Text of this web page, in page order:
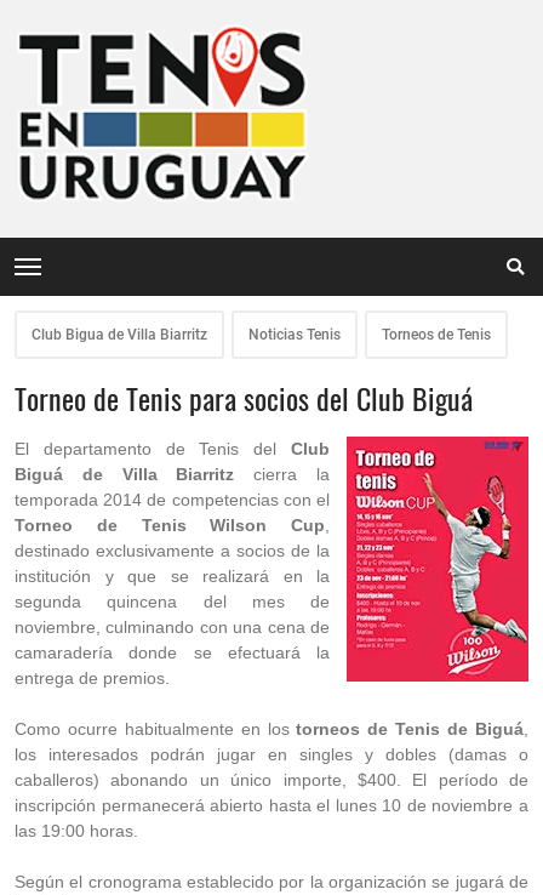
Club Bigua de Villa Biarritz Noticias Tenis Torneos de Tenis
Torneo de Tenis para socios del Club Biguá
El departamento de Tenis del Club
Biguá de Villa Biarritz cierra la
temporada 2014 de competencias con el
Torneo de Tenis Wilson Cup
destinado exclusivamente a socios de la
institución y que se realizará en la
segunda quincena del mes de
noviembre, culminando con una cena de
camaradería donde se efectuará la
entrega de premios.
Como ocurre habitualmente en lostorneos de Tenis de Biguá
los interesados podrán jugar en singles y dobles (damas o
caballeros) abonando un único importe, $400. El período de
inscripción permanecerá abierto hasta el lunes 10 de noviembre a
las 19:00 horas.
Según el cronograma establecido por la organización se jugará de